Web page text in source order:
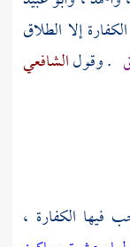
إلا الطلاق
. وقولالشافعي
فيها الكفارة ،